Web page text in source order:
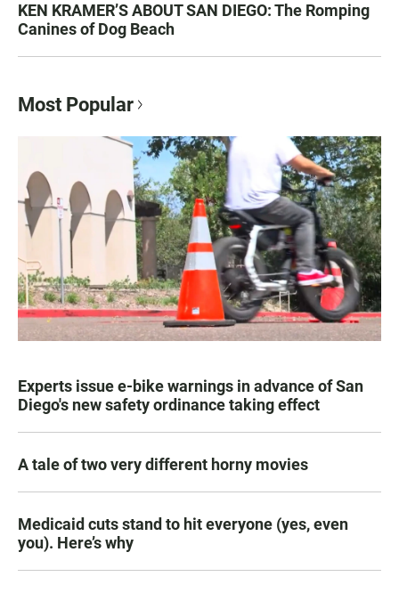
KEN KRAMER’S ABOUT SAN DIEGO: The Romping
Canines of Dog Beach
Most Popular
Experts issue e-bike warnings in advance of San
Diego's new safety ordinance taking effect
A tale of two very different horny movies
Medicaid cuts stand to hit everyone (yes, even
you). Here’s why